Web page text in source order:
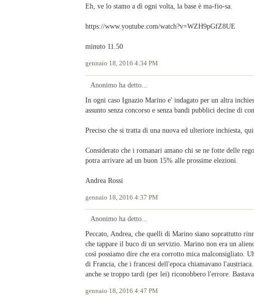
Eh, ve lo stamo a dì ogni volta, la base è ma-fio-sa.
https://www.youtube.com/watch?v=WZH9pGfZ8UE
minuto 11.50
gennaio 18, 2016 4:34 PM
Anonimo ha detto...
In ogni caso Ignazio Marino e' indagato per un altra
assunto senza concorso e senza bandi pubblici decine di
Preciso che si tratta di una nuova ed ulteriore inchiesta,
Considerato che i romanari amano chi se ne fotte delle
potra arrivare ad un buon 15% alle prossime elezioni.
Andrea Rossi
gennaio 18, 2016 4:37 PM
Anonimo ha detto...
Peccato, Andrea, che quelli di Marino siano soprattutto
che tappare il buco di un servizio. Marino non era un
così possiamo dire che era corrotto mica malconsigliato.
di Francia, che i francesi dell'epoca chiamavano
anche se troppo tardi (per lei) riconobbero l'errore.
gennaio 18, 2016 4:47 PM